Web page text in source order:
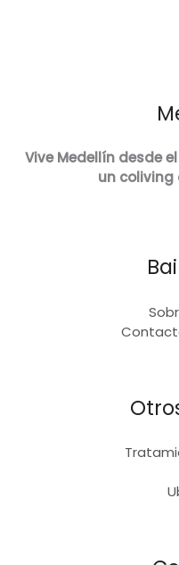
Vive Medellín desde
un coliving